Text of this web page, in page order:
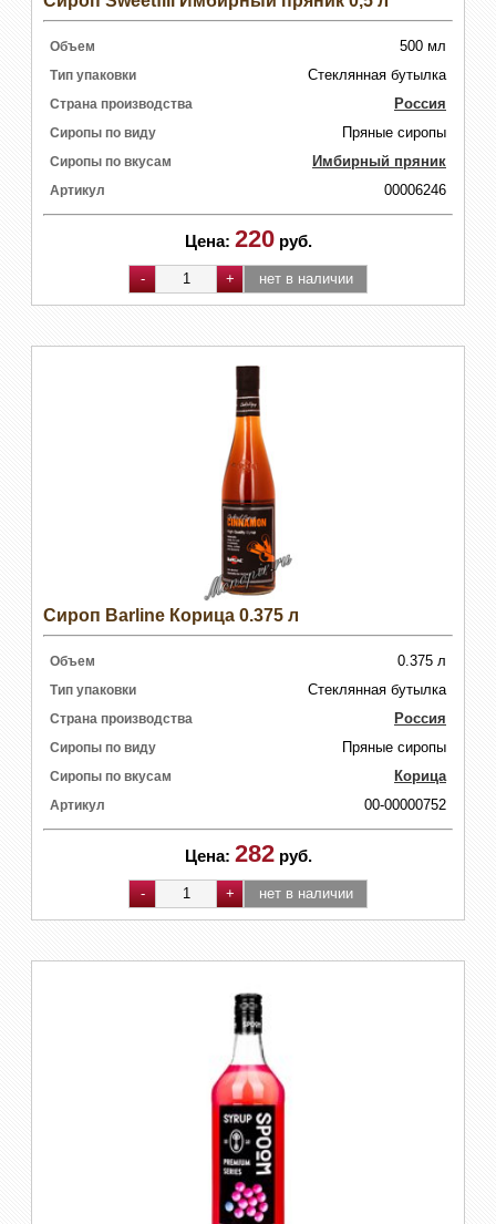
Объем 500 мл
Тип упаковки Стеклянная бутылка
Страна производства Россия
Сиропы по виду Пряные сиропы
Сиропы по вкусам Имбирный пряник
Артикул 00006246
Цена: 220 руб.
Сироп Barline Корица 0.375 л
Объем 0.375 л
Тип упаковки Стеклянная бутылка
Страна производства Россия
Сиропы по виду Пряные сиропы
Сиропы по вкусам Корица
Артикул 00-00000752
Цена: 282 руб.